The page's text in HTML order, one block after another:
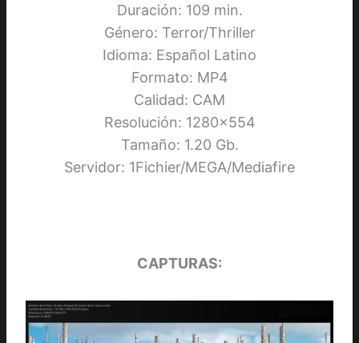
Duración: 109 min.
Género: Terror/Thriller
Idioma: Español Latino
Formato: MP4
Calidad: CAM
Resolución: 1280×554
Tamaño: 1.20 Gb.
Servidor: 1Fichier/MEGA/Mediafire
CAPTURAS: